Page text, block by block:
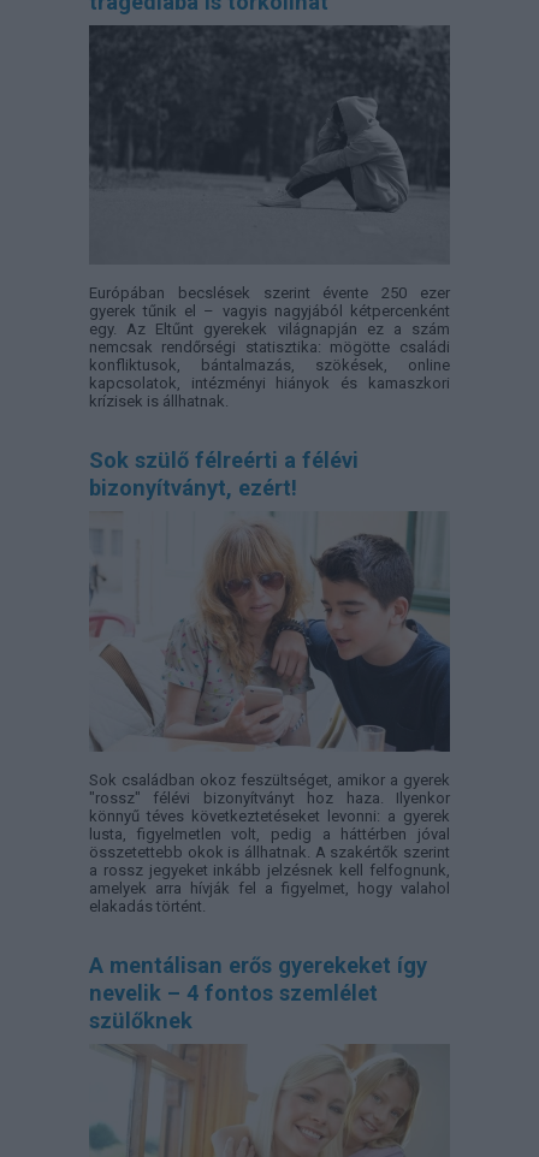
Európában becslések szerint évente 250 ezer
gyerek tűnik el – vagyis nagyjából kétpercenként
egy. Az Eltűnt gyerekek világnapján ez a szám
nemcsak rendőrségi statisztika: mögötte családi
konfliktusok, bántalmazás, szökések, online
kapcsolatok, intézményi hiányok és kamaszkori
krízisek is állhatnak.
Sok szülő félreérti a félévi
bizonyítványt, ezért!
Sok családban okoz feszültséget, amikor a gyerek
"rossz" félévi bizonyítványt hoz haza. Ilyenkor
könnyű téves következtetéseket levonni: a gyerek
lusta, figyelmetlen volt, pedig a háttérben jóval
összetettebb okok is állhatnak. A szakértők szerint
a rossz jegyeket inkább jelzésnek kell felfognunk,
amelyek arra hívják fel a figyelmet, hogy valahol
elakadás történt.
A mentálisan erős gyerekeket így
nevelik – 4 fontos szemlélet
szülőknek